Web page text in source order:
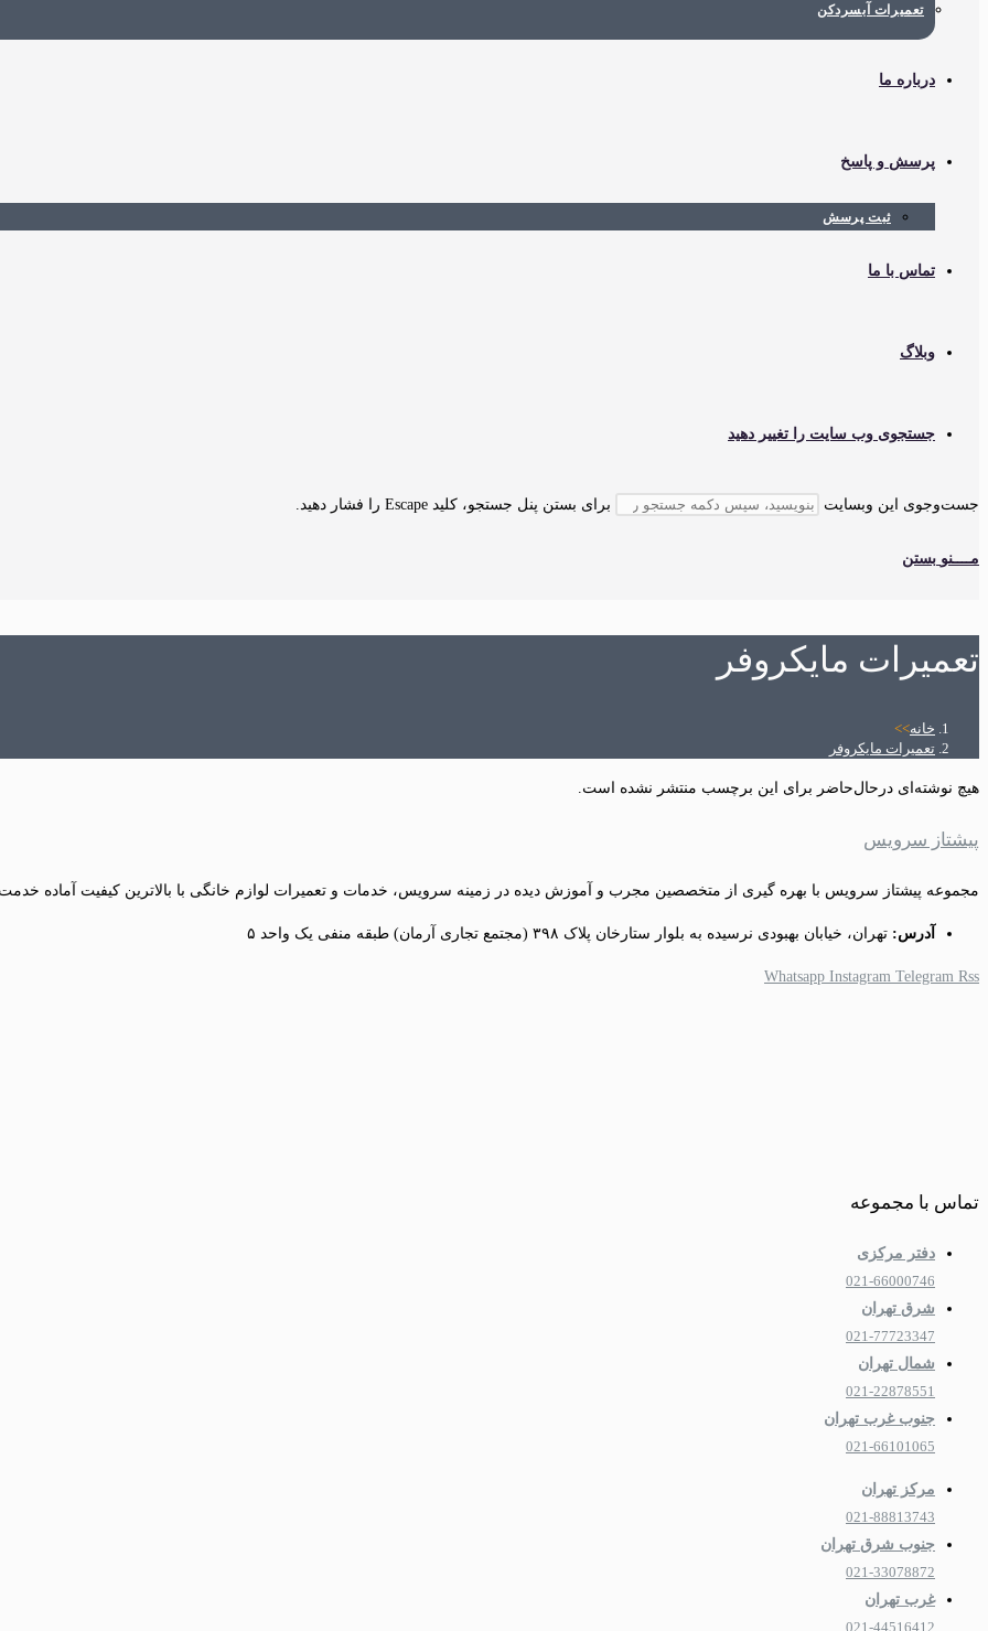
تعمیرات آبسردکن
درباره ما
پرسش و پاسخ
ثبت پرسش
تماس با ما
وبلاگ
جستجوی وب سایت را تغییر دهید
جست‌وجوی این وبسایت برای بستن پنل جستجو، کلید Escape را فشار دهید.
مــــنو بستن
تعمیرات مایکروفر
خانه>>
تعمیرات مایکروفر
هیچ نوشته‌ای درحال‌حاضر برای این برچسب منتشر نشده است.
پیشتاز سرویس
مجموعه پیشتاز سرویس با بهره گیری از متخصصین مجرب و آموزش دیده در زمینه سرویس، خدمات و تعمیرات لوازم خانگی با بالاترین کیفیت آماده
آدرس: تهران، خیابان بهبودی نرسیده به بلوار ستارخان پلاک ۳۹۸ (مجتمع تجاری آرمان) طبقه منفی یک واحد ۵
Whatsapp Instagram Telegram Rss
تماس با مجموعه
دفتر مرکزی
021-66000746
شرق تهران
021-77723347
شمال تهران
021-22878551
جنوب غرب تهران
021-66101065
مرکز تهران
021-88813743
جنوب شرق تهران
021-33078872
غرب تهران
021-44516412